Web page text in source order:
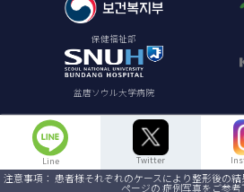
Line Twitter
保健福祉部
盆唐ソウル大学病院
注意事項： 患者様それぞれのケースにより整形後の
ページの 症例写真をご参考